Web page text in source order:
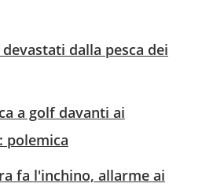
dalla pesca dei
a golf davanti ai
polemica
fa l'inchino, allarme ai